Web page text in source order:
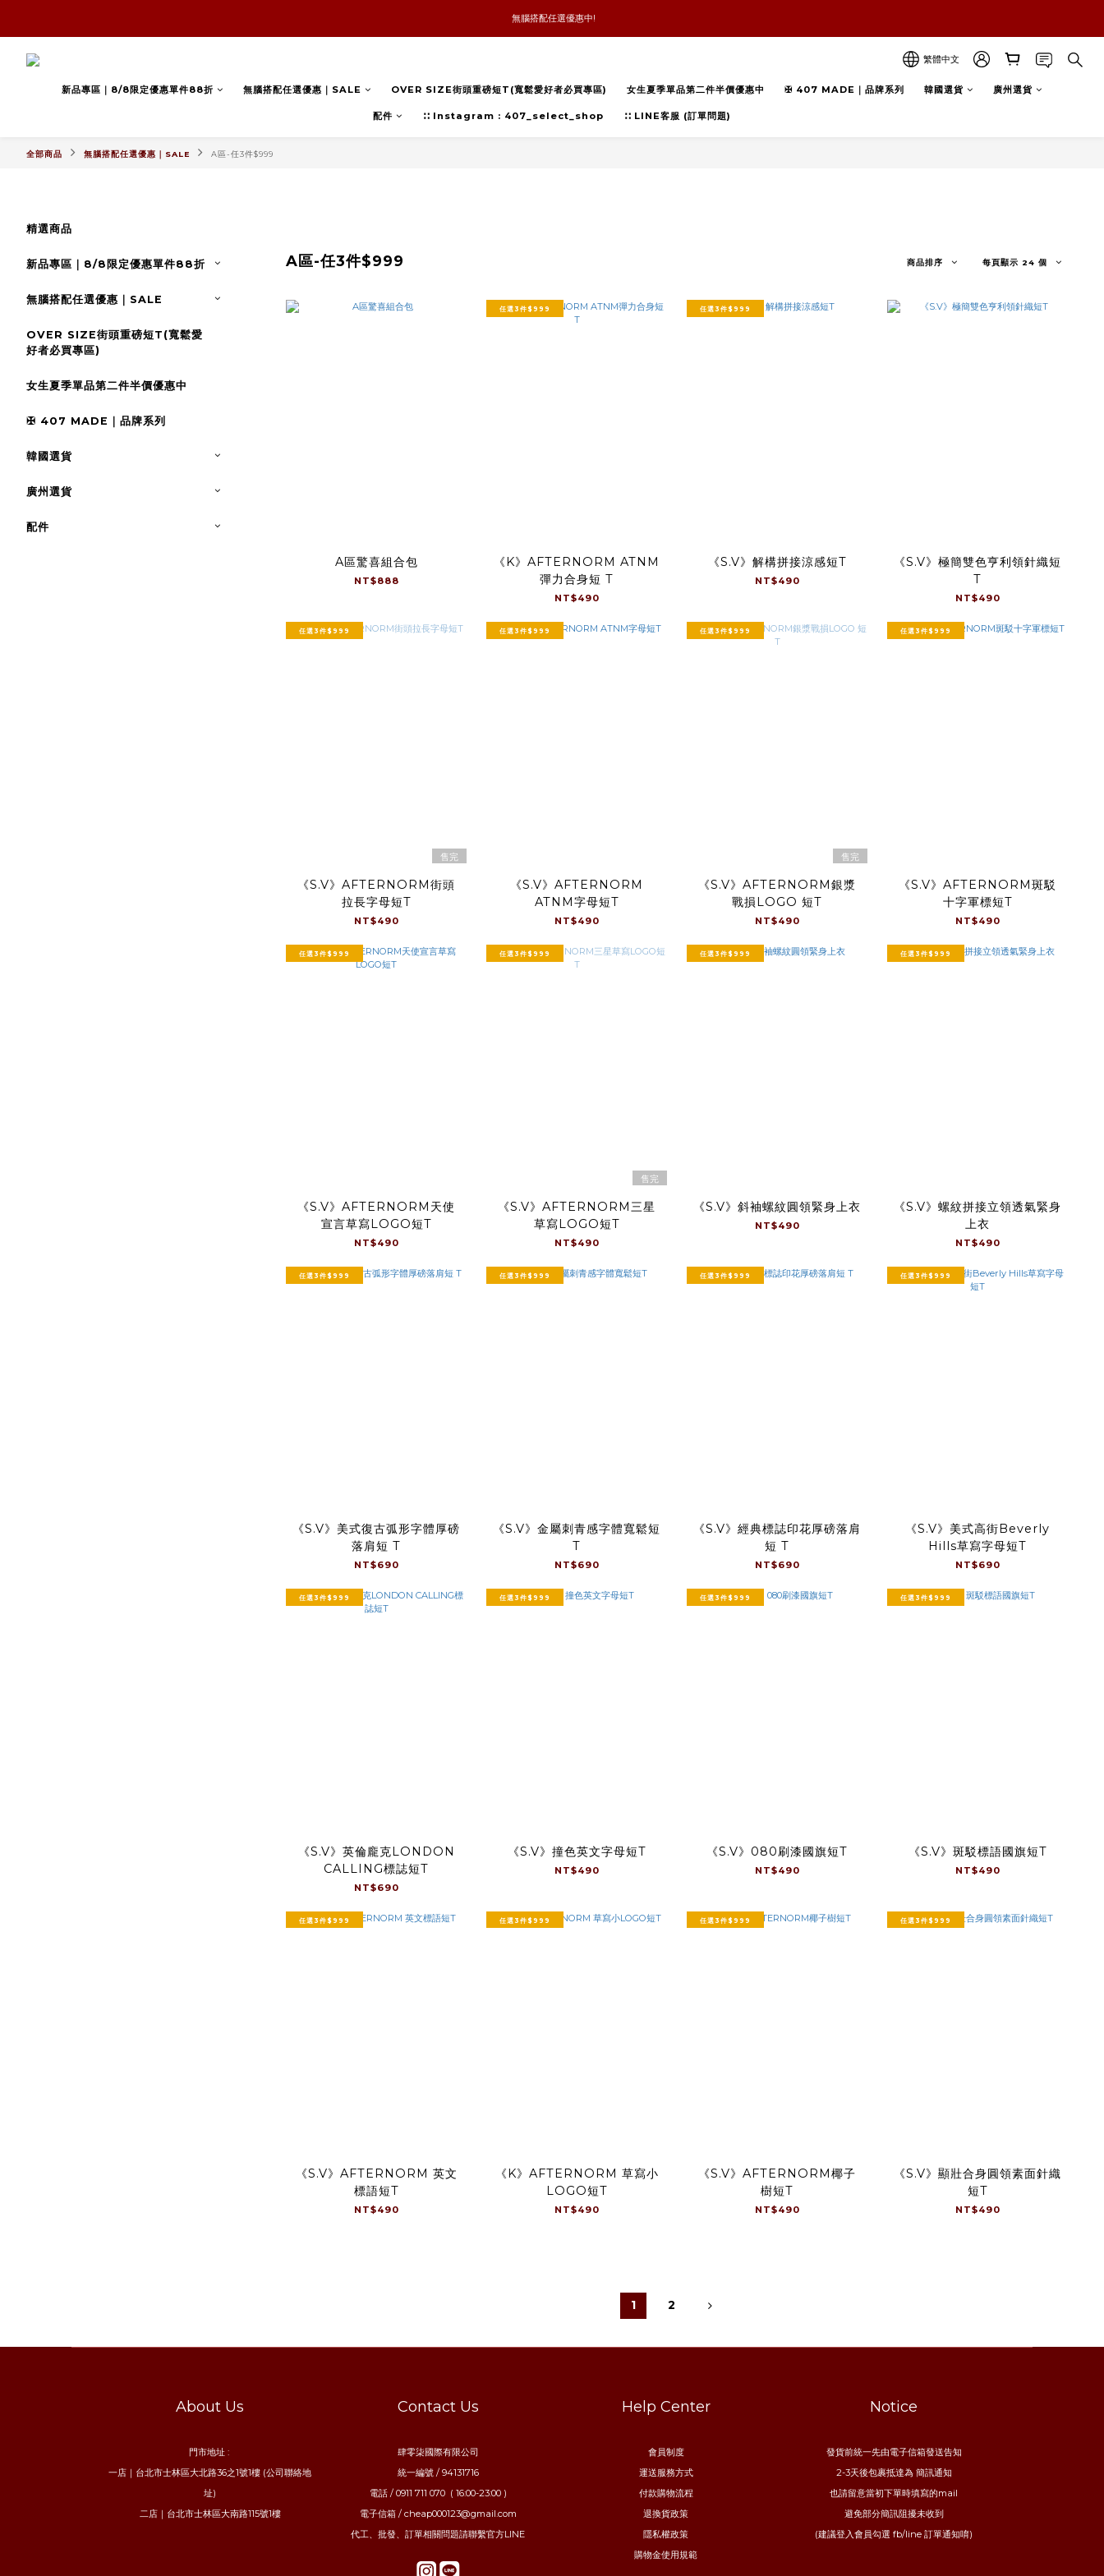
新品優惠任兩件8折
無腦搭配任選優惠中!
新品優惠任兩件8折
繁體中文
新品專區｜8/8限定優惠單件88折 無腦搭配任選優惠｜SALE OVER SIZE街頭重磅短T(寬鬆愛好者必買專區) 女生夏季單品第二件半價優惠中 ✠ 407 MADE｜品牌系列 韓國選貨 廣州選貨
配件 ∷ Instagram : 407_select_shop ∷ LINE客服 (訂單問題)
全部商品 無腦搭配任選優惠｜SALE A區-任3件$999
精選商品
新品專區｜8/8限定優惠單件88折
無腦搭配任選優惠｜SALE
OVER SIZE街頭重磅短T(寬鬆愛
好者必買專區)
女生夏季單品第二件半價優惠中
✠ 407 MADE｜品牌系列
韓國選貨
廣州選貨
配件
A區-任3件$999 商品排序 每頁顯示 24 個
A區驚喜組合包
NT$888
任選3件$999
《K》AFTERNORM ATNM
彈力合身短 T
NT$490
任選3件$999
《S.V》解構拼接涼感短T
NT$490
《S.V》極簡雙色亨利領針織短
T
NT$490
任選3件$999
售完
《S.V》AFTERNORM街頭
拉長字母短T
NT$490
任選3件$999
《S.V》AFTERNORM
ATNM字母短T
NT$490
任選3件$999
售完
《S.V》AFTERNORM銀漿
戰損LOGO 短T
NT$490
任選3件$999
《S.V》AFTERNORM斑駁
十字軍標短T
NT$490
任選3件$999
《S.V》AFTERNORM天使
宣言草寫LOGO短T
NT$490
任選3件$999
售完
《S.V》AFTERNORM三星
草寫LOGO短T
NT$490
任選3件$999
《S.V》斜袖螺紋圓領緊身上衣
NT$490
任選3件$999
《S.V》螺紋拼接立領透氣緊身
上衣
NT$490
任選3件$999
《S.V》美式復古弧形字體厚磅
落肩短 T
NT$690
任選3件$999
《S.V》金屬刺青感字體寬鬆短
T
NT$690
任選3件$999
《S.V》經典標誌印花厚磅落肩
短 T
NT$690
任選3件$999
《S.V》美式高街Beverly
Hills草寫字母短T
NT$690
任選3件$999
《S.V》英倫龐克LONDON
CALLING標誌短T
NT$690
任選3件$999
《S.V》撞色英文字母短T
NT$490
任選3件$999
《S.V》080刷漆國旗短T
NT$490
任選3件$999
《S.V》斑駁標語國旗短T
NT$490
任選3件$999
《S.V》AFTERNORM 英文
標語短T
NT$490
任選3件$999
《K》AFTERNORM 草寫小
LOGO短T
NT$490
任選3件$999
《S.V》AFTERNORM椰子
樹短T
NT$490
任選3件$999
《S.V》顯壯合身圓領素面針織
短T
NT$490
1 2
About Us
門市地址 :
一店｜台北市士林區大北路36之1號1樓 (公司聯絡地
址)
二店｜台北市士林區大南路115號1樓
Contact Us
肆零柒國際有限公司
統一編號 / 94131716
電話 / 0911 711 070 ( 16:00-23:00 )
電子信箱 / cheap000123@gmail.com
代工、批發、訂單相關問題請聯繫官方LINE
Help Center
會員制度
運送服務方式
付款購物流程
退換貨政策
隱私權政策
購物金使用規範
Notice
發貨前統一先由電子信箱發送告知
2-3天後包裹抵達為 簡訊通知
也請留意當初下單時填寫的mail
避免部分簡訊阻擾未收到
(建議登入會員勾選 fb/line 訂單通知唷)